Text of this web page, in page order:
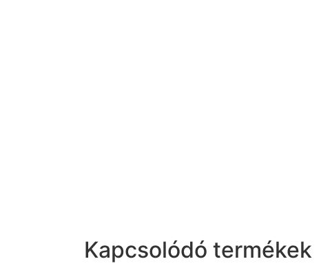
Kapcsolódó termékek